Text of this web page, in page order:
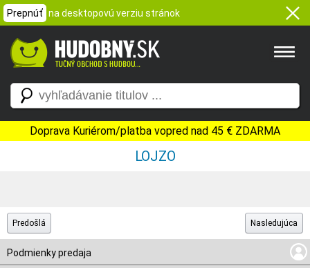
Prepnúť na desktopovú verziu stránok
Doprava Kuriérom/platba vopred nad 45 € ZDARMA
LOJZO
Predošlá Nasledujúca
Podmienky predaja